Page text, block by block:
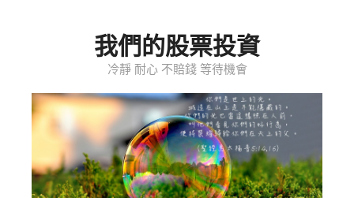
我們的股票投資
冷靜 耐心 不賠錢 等待機會